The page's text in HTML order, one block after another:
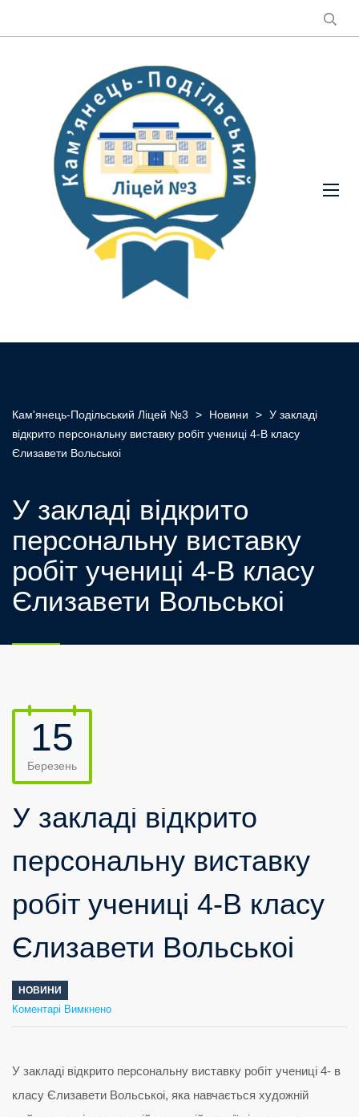
Кам'янець-Подільський Ліцей №3 > Новини > У закладі
відкрито персональну виставку робіт учениці 4-В класу
Єлизавети Вольськоі
У закладі відкрито
персональну виставку
робіт учениці 4-В класу
Єлизавети Вольськоі
15
Березень
У закладі відкрито
персональну виставку
робіт учениці 4-В класу
Єлизавети Вольськоі
НОВИНИ
Коментарі Вимкненодо
Узакладі
виставку
робіт
учениці
У закладі відкрито персональну виставку робіт учениці 4- в
класу Єлизавети Вольськоі, яка навчається художній